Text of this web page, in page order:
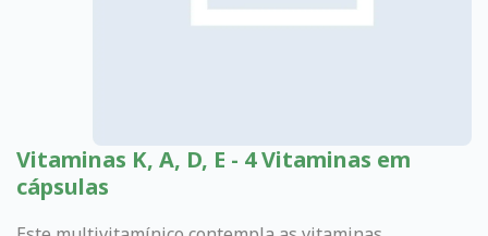
Vitaminas K, A, D, E - 4 Vitaminas em
cápsulas